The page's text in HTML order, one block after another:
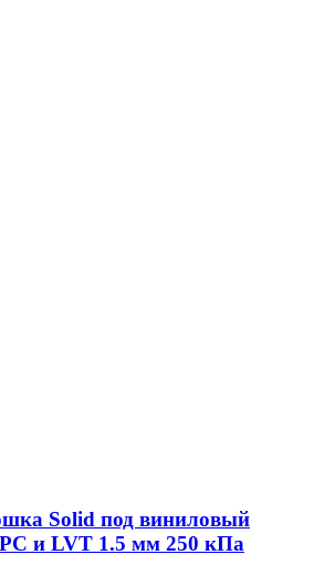
Solid под виниловый
и LVT 1.5 мм 250 кПа